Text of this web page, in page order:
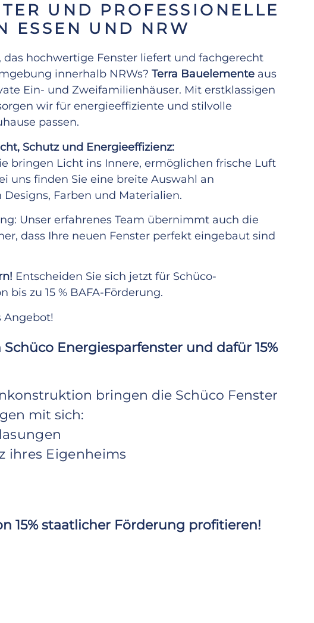
UND PROFESSIONELLE
ESSEN UND NRW
hochwertige Fenster liefert und fachgerecht
innerhalb NRWs? Terra Bauelemente aus
Ein- und Zweifamilienhäuser. Mit erstklassigen
wir für energieeffiziente und stilvolle
passen.
Schutz und Energieeffizienz:
bringen Licht ins Innere, ermöglichen frische Luft
uns finden Sie eine breite Auswahl an
Designs, Farben und Materialien.
Unser erfahrenes Team übernimmt auch die
dass Ihre neuen Fenster perfekt eingebaut sind
Entscheiden Sie sich jetzt für Schüco-
bis zu 15 % BAFA-Förderung.
Angebot!
Energiesparfenster und dafür 15%
bringen die Schüco Fenster
mit sich:
ihres Eigenheims
15% staatlicher Förderung profitieren!